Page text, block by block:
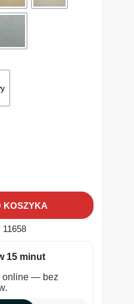
KOSZYKA
11658
15 minut
online — bez